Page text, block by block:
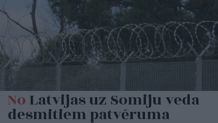
NoLatvijas uz Somiju veda
desmitiem patvēruma